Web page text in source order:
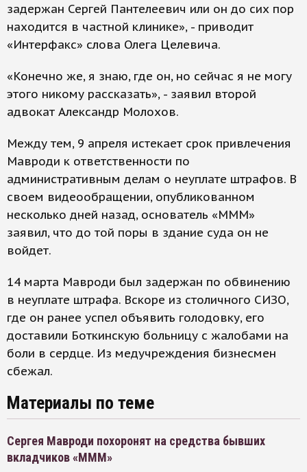
задержан Сергей Пантелеевич или он до сих пор
находится в частной клинике», - приводит
«Интерфакс» слова Олега Целевича.
«Конечно же, я знаю, где он, но сейчас я не могу
этого никому рассказать», - заявил второй
адвокат Александр Молохов.
Между тем, 9 апреля истекает срок привлечения
Мавроди к ответственности по
административным делам о неуплате штрафов. В
своем видеообращении, опубликованном
несколько дней назад, основатель «МММ»
заявил, что до той поры в здание суда он не
войдет.
14 марта Мавроди был задержан по обвинению
в неуплате штрафа. Вскоре из столичного СИЗО,
где он ранее успел объявить голодовку, его
доставили Боткинскую больницу с жалобами на
боли в сердце. Из медучреждения бизнесмен
сбежал.
Материалы по теме
Сергея Мавроди похоронят на средства бывших
вкладчиков «МММ»